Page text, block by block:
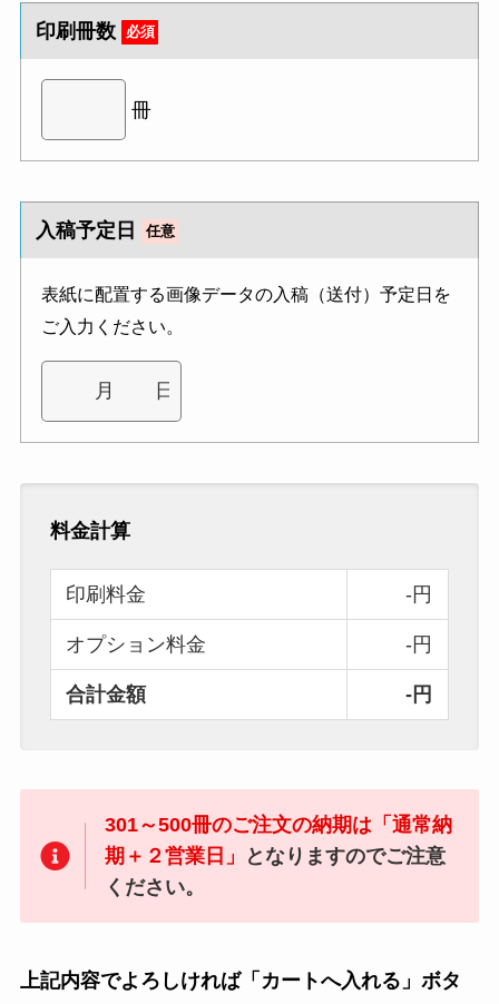
印刷冊数 必須
冊
入稿予定日 任意
表紙に配置する画像データの入稿（送付）予定日を
ご入力ください。
料金計算
印刷料金 -円
オプション料金 -円
合計金額 -円
301～500冊のご注文の納期は「通常納
期＋２営業日」
となりますのでご注意
ください。
上記内容でよろしければ「カートへ入れる」ボタ